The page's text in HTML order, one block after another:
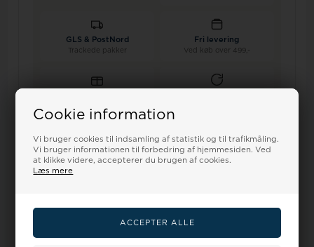
Cookie information
Vi bruger cookies til indsamling af statistik og til trafikmåling.
Vi bruger informationen til forbedring af hjemmesiden. Ved
at klikke videre, accepterer du brugen af cookies.
Læs mere
GLS & PostNord
Trackede pakker
Fri levering
Ved køb over 499,-
Relaterede varer